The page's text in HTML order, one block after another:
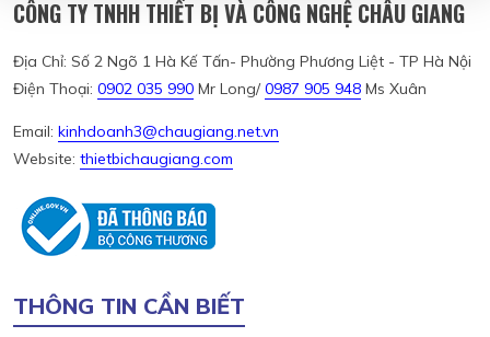
CÔNG TY TNHH THIẾT BỊ VÀ CÔNG NGHỆ CHÂU GIANG
Địa Chỉ: Số 2 Ngõ 1 Hà Kế Tấn- Phường Phương Liệt - TP Hà Nội
Điện Thoại: 0902 035 990 Mr Long/0987 905 948 Ms Xuân
Email: kinhdoanh3@chaugiang.net.vn
Website: thietbichaugiang.com
THÔNG TIN CẦN BIẾT